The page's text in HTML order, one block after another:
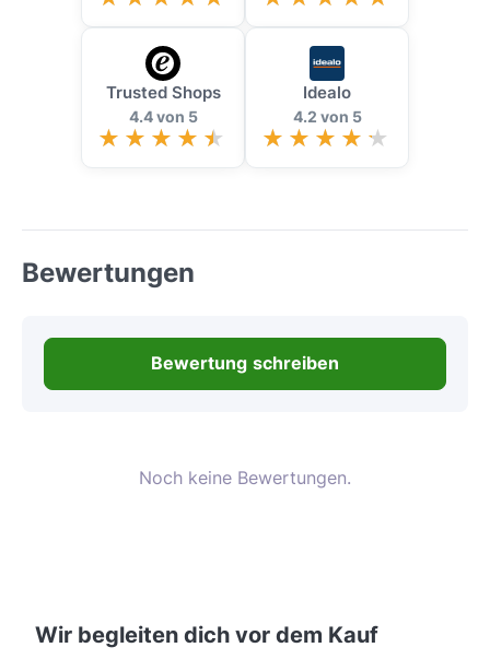
Trusted Shops
4.4 von 5
Idealo
4.2 von 5
Bewertungen
Bewertung schreiben
Noch keine Bewertungen.
Wir begleiten dich vor dem Kauf